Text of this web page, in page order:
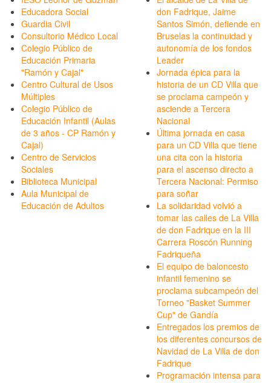
Educadora Social
Guardia Civil
Consultorio Médico Local
Colegio Público de
Educación Primaria
"Ramón y Cajal"
Centro Cultural de Usos
Múltiples
Colegio Público de
Educación Infantil (Aulas
de 3 años - CP Ramón y
Cajal)
Centro de Servicios
Sociales
Biblioteca Municipal
Aula Municipal de
Educación de Adultos
don Fadrique, Jaime
Santos Simón, defiende en
Bruselas la continuidad y
autonomía de los fondos
Leader
Jornada épica para la
historia de un CD Villa que
se proclama campeón y
asciende a Tercera
Nacional
Última jornada en casa
para un CD Villa que tiene
una cita con la historia
para el ascenso directo a
Tercera Nacional: Permiso
para soñar
La solidaridad volvió a
tomar las calles de La Villa
de don Fadrique en la III
Carrera Roscón Running
Fadriqueña
El equipo de baloncesto
infantil femenino se
proclama subcampeón del
Torneo "Basket Summer
Cup" de Gandía
Entregados los premios de
los diferentes concursos de
Navidad de La Villa de don
Fadrique
Programación intensa para